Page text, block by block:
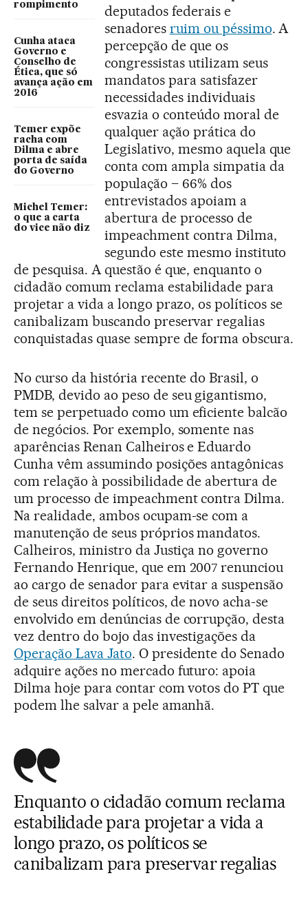
rompimento
Cunha ataca
Governo e
Conselho de
Ética, que só
avança ação em
2016
Temer expõe
racha com
Dilma e abre
porta de saída
do Governo
Michel Temer:
o que a carta
do vice não diz
deputados federais e
senadores ruim ou péssimo. A
percepção de que os
congressistas utilizam seus
mandatos para satisfazer
necessidades individuais
esvazia o conteúdo moral de
qualquer ação prática do
Legislativo, mesmo aquela que
conta com ampla simpatia da
população – 66% dos
entrevistados apoiam a
abertura de processo de
impeachment contra Dilma,
segundo este mesmo instituto
de pesquisa. A questão é que, enquanto o
cidadão comum reclama estabilidade para
projetar a vida a longo prazo, os políticos se
canibalizam buscando preservar regalias
conquistadas quase sempre de forma obscura.
No curso da história recente do Brasil, o
PMDB, devido ao peso de seu gigantismo,
tem se perpetuado como um eficiente balcão
de negócios. Por exemplo, somente nas
aparências Renan Calheiros e Eduardo
Cunha vêm assumindo posições antagônicas
com relação à possibilidade de abertura de
um processo de impeachment contra Dilma.
Na realidade, ambos ocupam-se com a
manutenção de seus próprios mandatos.
Calheiros, ministro da Justiça no governo
Fernando Henrique, que em 2007 renunciou
ao cargo de senador para evitar a suspensão
de seus direitos políticos, de novo acha-se
envolvido em denúncias de corrupção, desta
vez dentro do bojo das investigações da
Operação Lava Jato. O presidente do Senado
adquire ações no mercado futuro: apoia
Dilma hoje para contar com votos do PT que
podem lhe salvar a pele amanhã.
Enquanto o cidadão comum reclama
estabilidade para projetar a vida a
longo prazo, os políticos se
canibalizam para preservar regalias